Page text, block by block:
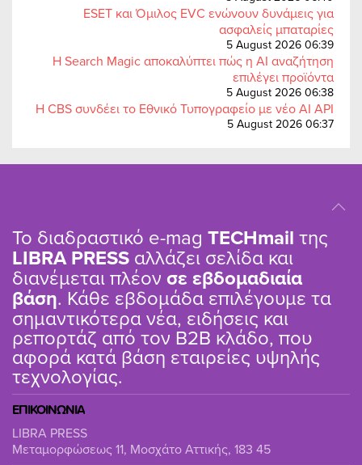
ESET και Όμιλος EVC ενώνουν δυνάμεις για
ασφαλείς μπαταρίες
5 August 2026 06:39
Η Search Magic αποκαλύπτει πώς η AI αναζήτηση
επιλέγει προϊόντα
5 August 2026 06:38
Η CBS συνδέει το Εθνικό Τυπογραφείο με νέο AI API
5 August 2026 06:37
Το διαδραστικό e-mag TΕCHmail της
LIBRA PRESS αλλάζει σελίδα και
διανέμεται πλέον σε εβδομαδιαία
βάση. Κάθε εβδομάδα επιλέγουμε τα
σημαντικότερα νέα, ειδήσεις και
ρεπορτάζ από τον B2B κλάδο, που
αφορά κατά βάση εταιρείες υψηλής
τεχνολογίας.
ΕΠΙΚΟΙΝΩΝΙΑ
LIBRA PRESS
Μεταμορφώσεως 11, Μοσχάτο Αττικής, 183 45